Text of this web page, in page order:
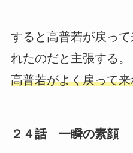
すると高普若が戻っ
れたのだと主張する。
高普若がよく戻って
２４話 一瞬の素顔